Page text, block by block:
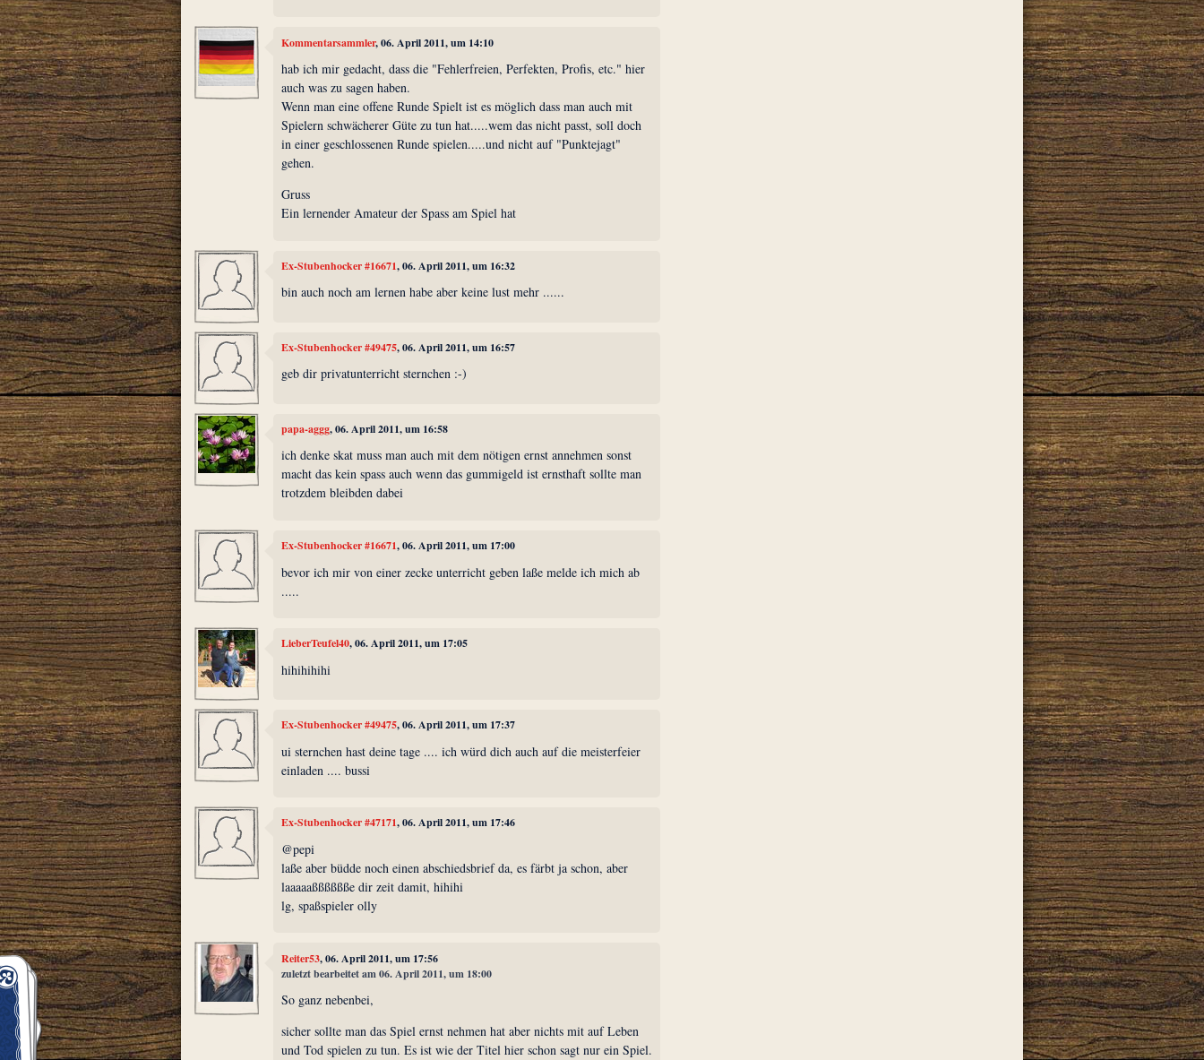
Kommentarsammler, 06. April 2011, um 14:10
hab ich mir gedacht, dass die "Fehlerfreien, Perfekten, Profis, etc." hier
auch was zu sagen haben.
Wenn man eine offene Runde Spielt ist es möglich dass man auch mit
Spielern schwächerer Güte zu tun hat.....wem das nicht passt, soll doch
in einer geschlossenen Runde spielen.....und nicht auf "Punktejagt"
gehen.
Gruss
Ein lernender Amateur der Spass am Spiel hat
Ex-Stubenhocker #16671, 06. April 2011, um 16:32
bin auch noch am lernen habe aber keine lust mehr ......
Ex-Stubenhocker #49475, 06. April 2011, um 16:57
geb dir privatunterricht sternchen :-)
papa-aggg, 06. April 2011, um 16:58
ich denke skat muss man auch mit dem nötigen ernst annehmen sonst
macht das kein spass auch wenn das gummigeld ist ernsthaft sollte man
trotzdem bleibden dabei
Ex-Stubenhocker #16671, 06. April 2011, um 17:00
bevor ich mir von einer zecke unterricht geben laße melde ich mich ab
.....
LieberTeufel40, 06. April 2011, um 17:05
hihihihihi
Ex-Stubenhocker #49475, 06. April 2011, um 17:37
ui sternchen hast deine tage .... ich würd dich auch auf die meisterfeier
einladen .... bussi
Ex-Stubenhocker #47171, 06. April 2011, um 17:46
@pepi
laße aber büdde noch einen abschiedsbrief da, es färbt ja schon, aber
laaaaaßßßßßße dir zeit damit, hihihi
lg, spaßspieler olly
Reiter53, 06. April 2011, um 17:56
zuletzt bearbeitet am 06. April 2011, um 18:00
So ganz nebenbei,
sicher sollte man das Spiel ernst nehmen hat aber nichts mit auf Leben
und Tod spielen zu tun. Es ist wie der Titel hier schon sagt nur ein Spiel.